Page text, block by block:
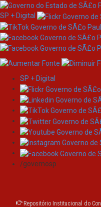
Skip
navigation
SP + Digital
SP + Digital
/governosp
Repositório Institucional do
Search
Search: